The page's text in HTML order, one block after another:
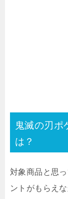
鬼滅の刃ポ
は？
対象商品と思
ントがもらえ